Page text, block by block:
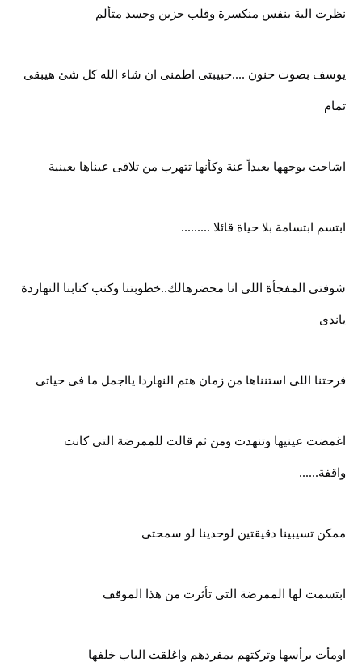
نظرت الية بنفس منكسرة وقلب حزين وجسد متألم
يوسف بصوت حنون ....حبيبتى اطمنى ان شاء الله كل شئ هيبقى
تمام
اشاحت بوجهها بعيداً عنة وكأنها تتهرب من تلاقى عيناها بعينية
ابتسم ابتسامة بلا حياة قائلا .........
شوفتى المفجأة اللى انا محضرهالك..خطوبتنا وكتب كتابنا النهاردة
ياندى
فرحتنا اللى استنناها من زمان هتم النهاردا يااجمل ما فى حياتى
اغمضت عينيها وتنهدت ومن ثم قالت للممرضة التى كانت
واقفة......
ممكن تسيبينا دقيقتين لوحدينا لو سمحتى
ابتسمت لها الممرضة التى تأثرت من هذا الموقف
اومأت برأسها وتركتهم بمفردهم واغلقت الباب خلفها